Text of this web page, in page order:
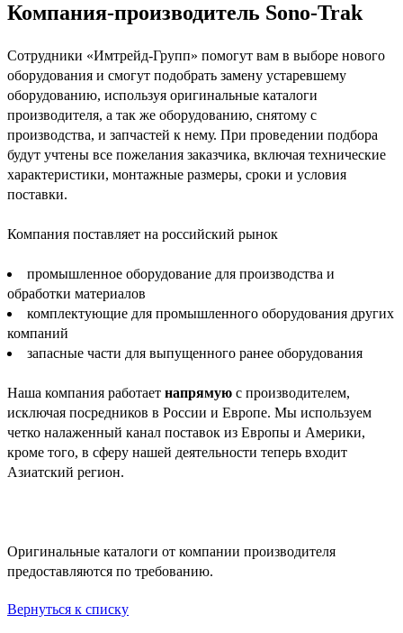
Компания-производитель Sono-Trak
Сотрудники «Имтрейд-Групп» помогут вам в выборе нового
оборудования и смогут подобрать замену устаревшему
оборудованию, используя оригинальные каталоги
производителя, а так же оборудованию, снятому с
производства, и запчастей к нему. При проведении подбора
будут учтены все пожелания заказчика, включая технические
характеристики, монтажные размеры, сроки и условия
поставки.
Компания поставляет на российский рынок
промышленное оборудование для производства и
обработки материалов
комплектующие для промышленного оборудования других
компаний
запасные части для выпущенного ранее оборудования
Наша компания работает напрямую с производителем,
исключая посредников в России и Европе. Мы используем
четко налаженный канал поставок из Европы и Америки,
кроме того, в сферу нашей деятельности теперь входит
Азиатский регион.
Оригинальные каталоги от компании производителя
предоставляются по требованию.
Вернуться к списку